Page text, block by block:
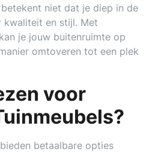
niet dat je diep in de
kwaliteit en stijl. Met
je jouw buitenruimte op
omtoveren tot een plek
voor
betaalbare opties